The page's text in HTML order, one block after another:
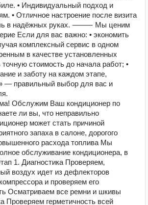
• Индивидуальный подход и
• Отличное настроение после визита
в надёжных руках. ⸻ Мы ценим
Если для вас важно: • экономить
комплексный сервис в одном
в качестве установленных
точную стоимость до начала работ; •
и заботу на каждом этапе,
— правильный выбор для вас и
Обслужим Ваш кондиционер по
ли вы, что неправильно
может стать причиной
запаха в салоне, дорогого
расхода топлива Мы
обслуживание кондиционера, в
1. Диагностика Проверяем,
воздух идет из дефлекторов
и проверяем его
Осматриваем все ремни и шкивы
Проверяем герметичность всей